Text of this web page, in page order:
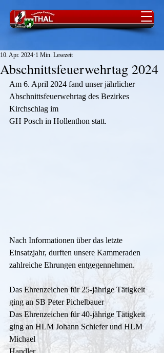
Abschnittsfeuerwehrtag 2024
10. Apr. 2024 1 Min. Lesezeit
Am 6. April 2024 fand unser jährlicher
Abschnittsfeuerwehrtag des Bezirkes
Kirchschlag im
GH Posch in Hollenthon statt.
Nach Informationen über das letzte
Einsatzjahr, durften unsere Kammeraden
zahlreiche Ehrungen entgegennehmen.
Das Ehrenzeichen für 25-jährige Tätigkeit
ging an SB Peter Pichelbauer
Das Ehrenzeichen für 40-jährige Tätigkeit
ging an HLM Johann Schiefer und HLM
Michael
Handler